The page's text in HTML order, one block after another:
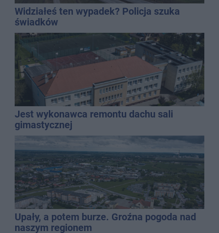
Widziałeś ten wypadek? Policja szuka
świadków
Jest wykonawca remontu dachu sali
gimastycznej
Upały, a potem burze. Groźna pogoda nad
naszym regionem